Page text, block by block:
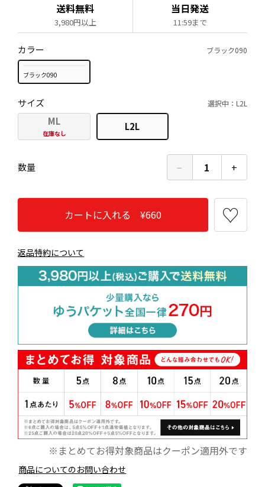
送料無料
3,980円以上
当日発送
11:59まで
カラー ブラック090
ブラック090
サイズ 選択中：L2L
ML
在庫なし
L2L
数量 − 1 +
カートに入れる ¥660
返品特約について
※まとめてお得対象商品はクーポン適用外です
商品についてのお問い合わせ